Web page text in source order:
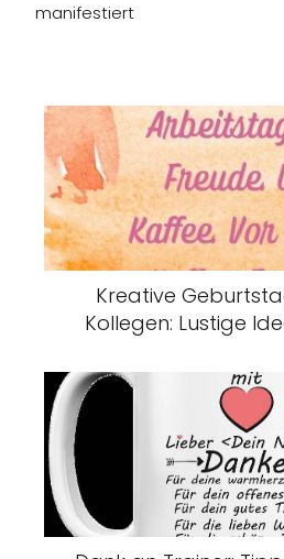
manifestiert
Kreative
Kollegen: Lustige